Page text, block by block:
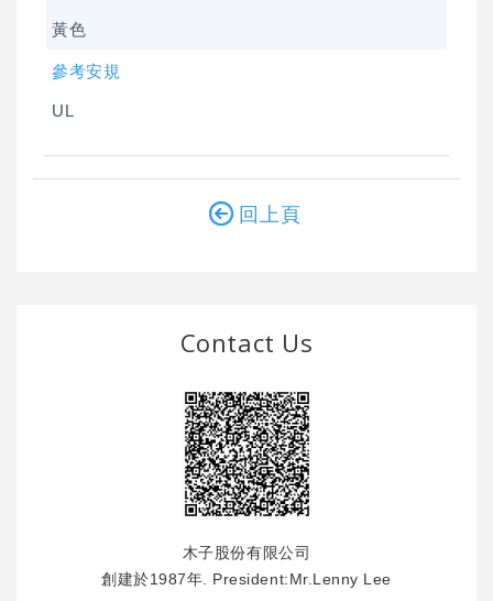
黃色
參考安規
UL
回上頁
Contact Us
木子股份有限公司
創建於1987年. President:Mr.Lenny Lee